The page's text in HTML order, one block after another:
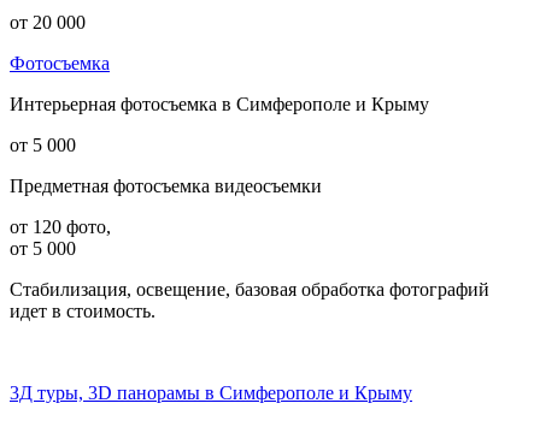
от 20 000
Фотосъемка
Интерьерная фотосъемка в Симферополе и Крыму
от 5 000
Предметная фотосъемка видеосъемки
от 120 фото,
от 5 000
Стабилизация, освещение, базовая обработка фотографий
идет в стоимость.
3Д туры, 3D панорамы в Симферополе и Крыму